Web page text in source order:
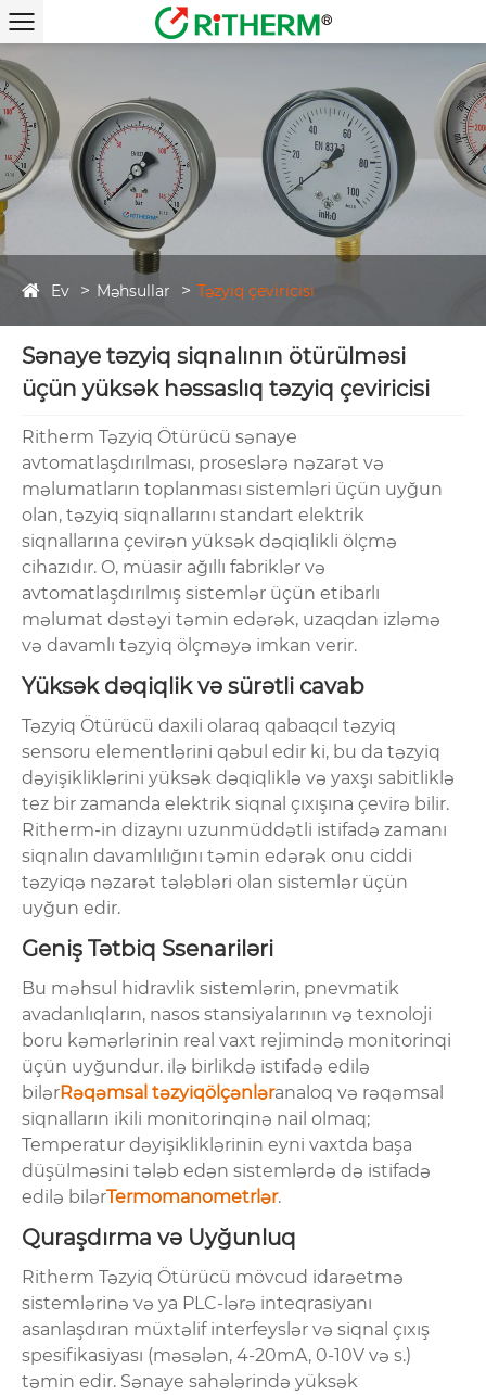
Ev Məhsullar Təzyiq çeviricisi
Sənaye təzyiq siqnalının ötürülməsi
üçün yüksək həssaslıq təzyiq çeviricisi
Ritherm Təzyiq Ötürücü sənaye
avtomatlaşdırılması, proseslərə nəzarət və
məlumatların toplanması sistemləri üçün uyğun
olan, təzyiq siqnallarını standart elektrik
siqnallarına çevirən yüksək dəqiqlikli ölçmə
cihazıdır. O, müasir ağıllı fabriklər və
avtomatlaşdırılmış sistemlər üçün etibarlı
məlumat dəstəyi təmin edərək, uzaqdan izləmə
və davamlı təzyiq ölçməyə imkan verir.
Yüksək dəqiqlik və sürətli cavab
Təzyiq Ötürücü daxili olaraq qabaqcıl təzyiq
sensoru elementlərini qəbul edir ki, bu da təzyiq
dəyişikliklərini yüksək dəqiqliklə və yaxşı sabitliklə
tez bir zamanda elektrik siqnal çıxışına çevirə bilir.
Ritherm-in dizaynı uzunmüddətli istifadə zamanı
siqnalın davamlılığını təmin edərək onu ciddi
təzyiqə nəzarət tələbləri olan sistemlər üçün
uyğun edir.
Geniş Tətbiq Ssenariləri
Bu məhsul hidravlik sistemlərin, pnevmatik
avadanlıqların, nasos stansiyalarının və texnoloji
boru kəmərlərinin real vaxt rejimində monitorinqi
üçün uyğundur. ilə birlikdə istifadə edilə
bilərRəqəmsal təzyiqölçənləranaloq və rəqəmsal
siqnalların ikili monitorinqinə nail olmaq;
Temperatur dəyişikliklərinin eyni vaxtda başa
düşülməsini tələb edən sistemlərdə də istifadə
edilə bilərTermomanometrlər.
Quraşdırma və Uyğunluq
Ritherm Təzyiq Ötürücü mövcud idarəetmə
sistemlərinə və ya PLC-lərə inteqrasiyanı
asanlaşdıran müxtəlif interfeyslər və siqnal çıxış
spesifikasiyası (məsələn, 4-20mA, 0-10V və s.)
təmin edir. Sənaye sahələrində yüksək